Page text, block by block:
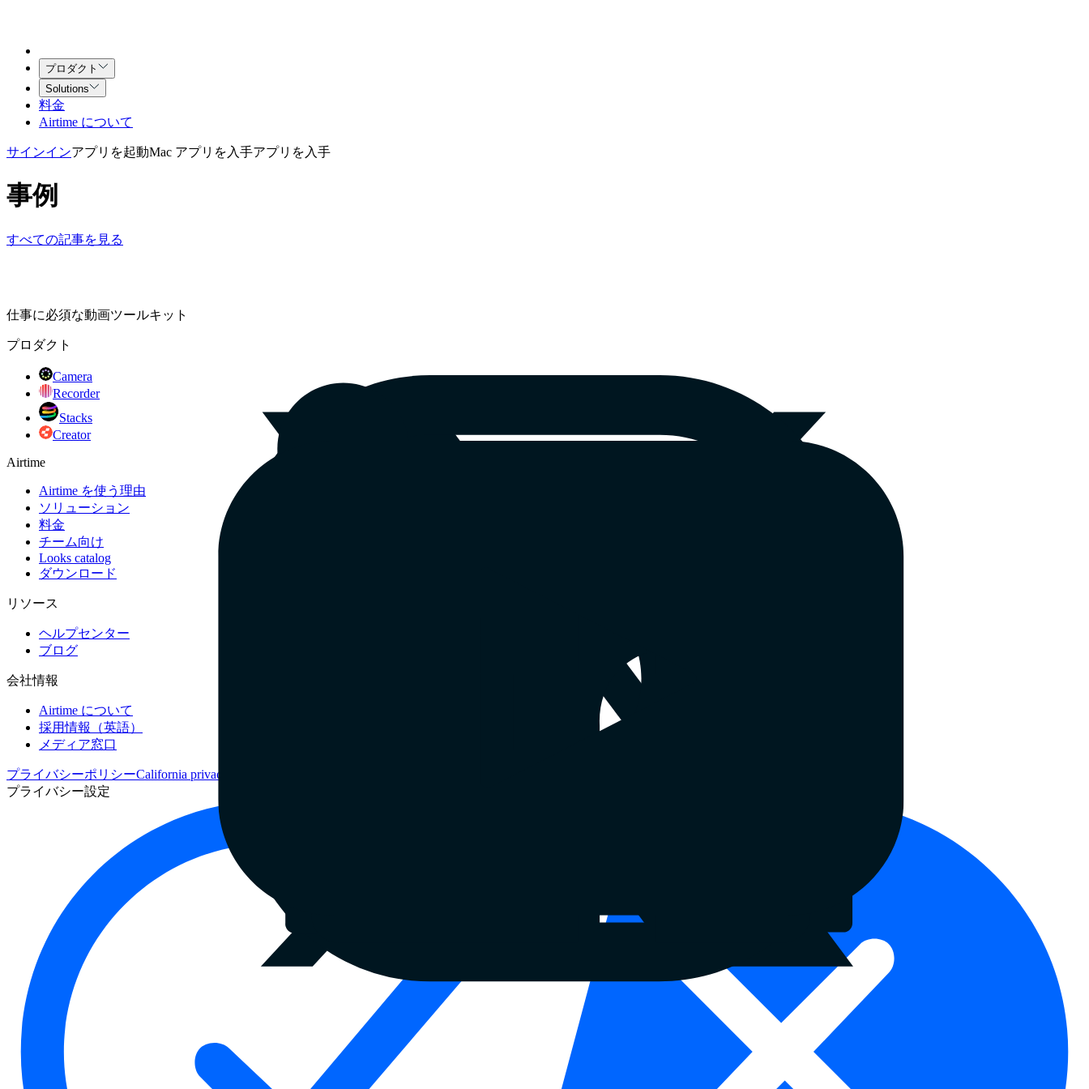
プロダクト
Solutions
料金
Airtime について
サインインアプリを起動Mac アプリを入手アプリを入手
事例
すべての記事を見る
仕事に必須な動画ツールキット
プロダクト
Camera
Recorder
Stacks
Creator
Airtime
Airtime を使う理由
ソリューション
料金
チーム向け
Looks catalog
ダウンロード
リソース
ヘルプセンター
ブログ
会社情報
Airtime について
採用情報（英語）
メディア窓口
プライバシーポリシーCalifornia privacy notice
プライバシー設定